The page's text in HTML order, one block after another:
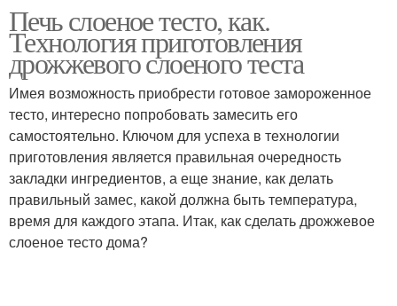
Печь слоеное тесто, как.
Технология приготовления
дрожжевого слоеного теста
Имея возможность приобрести готовое замороженное
тесто, интересно попробовать замесить его
самостоятельно. Ключом для успеха в технологии
приготовления является правильная очередность
закладки ингредиентов, а еще знание, как делать
правильный замес, какой должна быть температура,
время для каждого этапа. Итак, как сделать дрожжевое
слоеное тесто дома?